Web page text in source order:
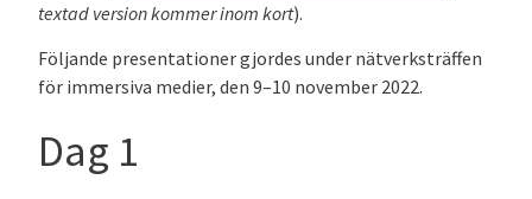
textad version kommer inom kort).
Följande presentationer gjordes under nätverksträffen
för immersiva medier, den 9–10 november 2022.
Dag 1